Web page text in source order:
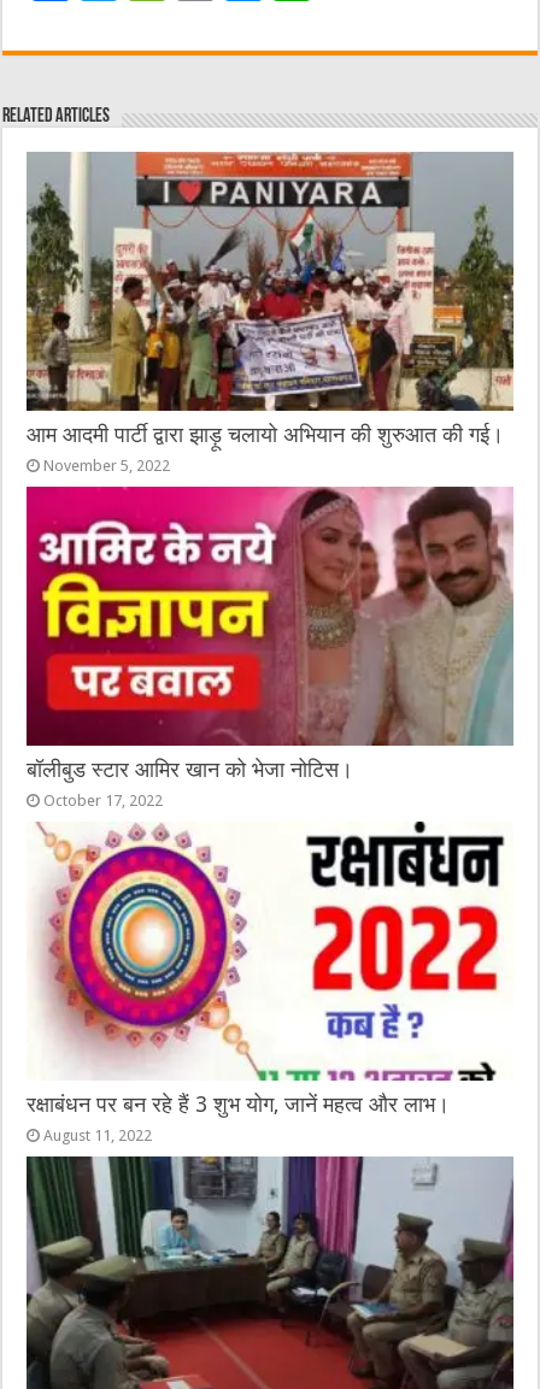
c
e
b
o
k
it
r
C
at
ai ss
n
g
er
at
A
p
p
Related Articles
आम आदमी पार्टी द्वारा झाड़ू चलायो अभियान की शुरुआत की गई।
November 5, 2022
बॉलीबुड स्टार आमिर खान को भेजा नोटिस।
October 17, 2022
रक्षाबंधन पर बन रहे हैं 3 शुभ योग, जानें महत्व और लाभ।
August 11, 2022